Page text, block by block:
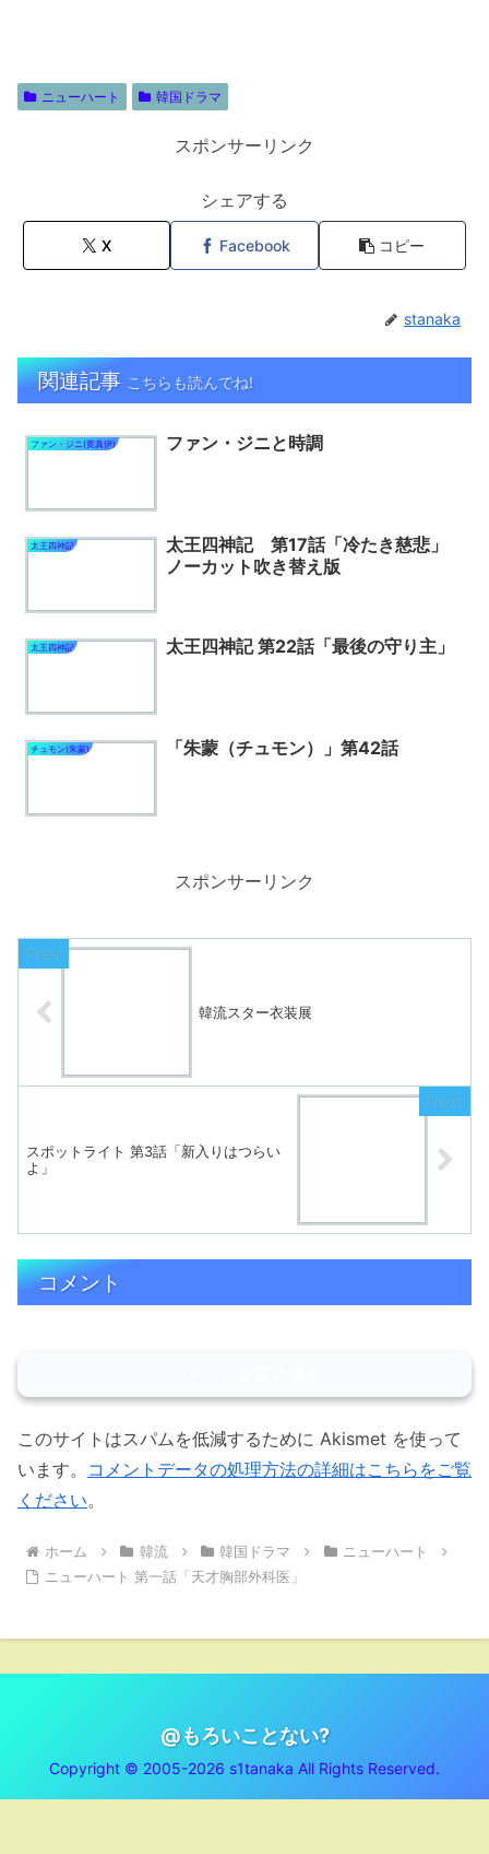
ニューハート 韓国ドラマ
スポンサーリンク
シェアする
X Facebook コピー
stanaka
関連記事 こちらも読んでね!
ファン・ジニ(黄真伊) ファン・ジニと時調
太王四神記
太王四神記 第17話「冷たき慈悲」
ノーカット吹き替え版
太王四神記 太王四神記 第22話「最後の守り主」
チュモン(朱蒙) 「朱蒙（チュモン）」第42話
スポンサーリンク
韓流スター衣装展
スポットライト 第3話「新入りはつらい
よ」
コメント
このサイトはスパムを低減するために Akismet を使って
います。 コメントデータの処理方法の詳細はこちらをご覧
ください。
ホーム 韓流 韓国ドラマ
ニューハート
ニューハート 第一話「天才胸部外科医」
@もろいことない?
Copyright © 2005-2026 s1tanaka All Rights Reserved.